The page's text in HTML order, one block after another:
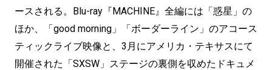
ースされる。Blu-ray『MACHINE』全編には「惑星」の
ほか、「good morning」「ボーダーライン」のアコース
ティックライブ映像と、3月にアメリカ・テキサスにて
開催された「SXSW」ステージの裏側を収めたドキュメ